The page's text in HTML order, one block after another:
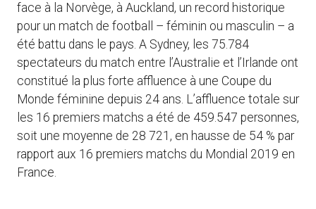
face à la Norvège, à Auckland, un record historique
pour un match de football – féminin ou masculin – a
été battu dans le pays. A Sydney, les 75.784
spectateurs du match entre l’Australie et l’Irlande ont
constitué la plus forte affluence à une Coupe du
Monde féminine depuis 24 ans. L’affluence totale sur
les 16 premiers matchs a été de 459.547 personnes,
soit une moyenne de 28 721, en hausse de 54 % par
rapport aux 16 premiers matchs du Mondial 2019 en
France.